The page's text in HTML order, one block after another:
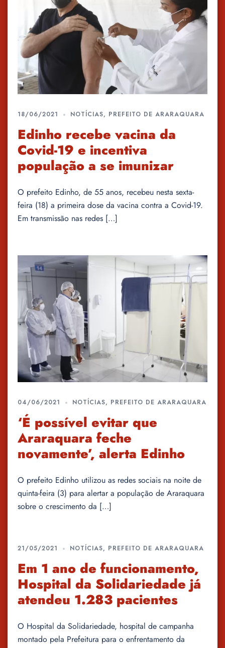
18/06/2021 NOTÍCIAS, PREFEITO DE ARARAQUARA
Edinho recebe vacina da
Covid-19 e incentiva
população a se imunizar
O prefeito Edinho, de 55 anos, recebeu nesta sexta-
feira (18) a primeira dose da vacina contra a Covid-19.
Em transmissão nas redes […]
04/06/2021 NOTÍCIAS, PREFEITO DE ARARAQUARA
‘É possível evitar que
Araraquara feche
novamente’, alerta Edinho
O prefeito Edinho utilizou as redes sociais na noite de
quinta-feira (3) para alertar a população de Araraquara
sobre o crescimento da […]
21/05/2021 NOTÍCIAS, PREFEITO DE ARARAQUARA
Em 1 ano de funcionamento,
Hospital da Solidariedade já
atendeu 1.283 pacientes
O Hospital da Solidariedade, hospital de campanha
montado pela Prefeitura para o enfrentamento da